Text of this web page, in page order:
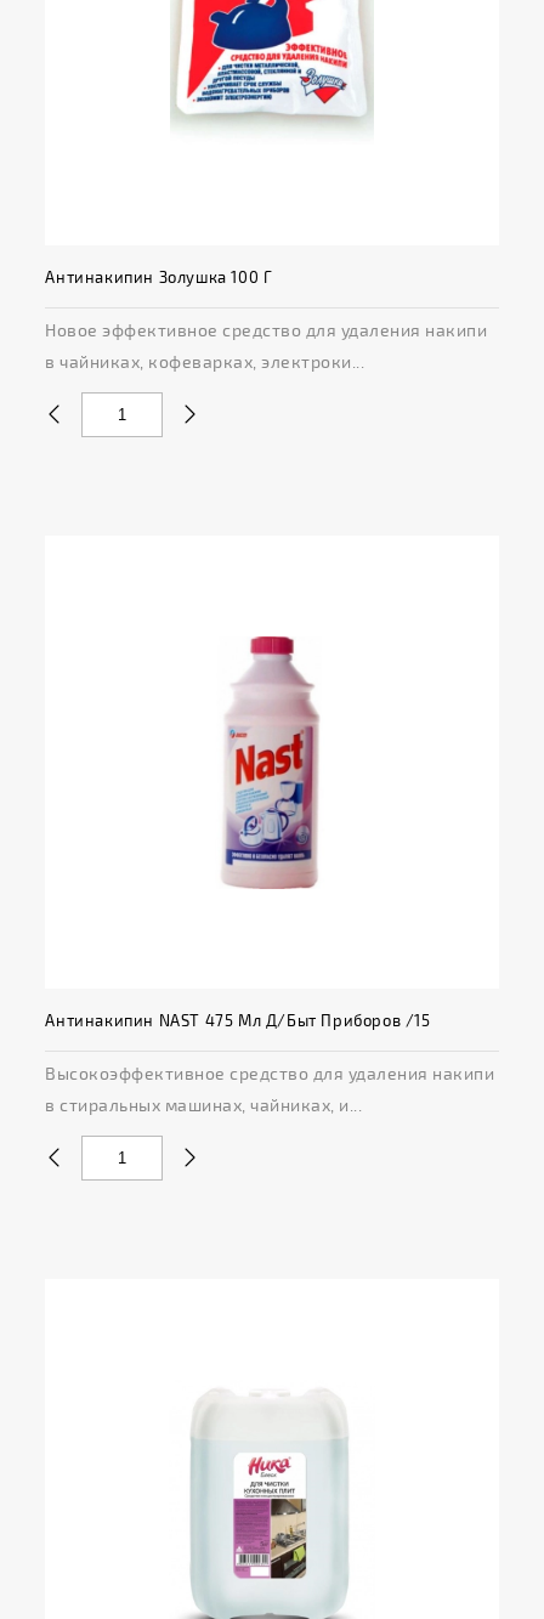
Антинакипин Золушка 100 Г
Новое эффективное средство для удаления накипи
в чайниках, кофеварках, электроки...
Антинакипин NAST 475 Мл Д/быт Приборов /15
Высокоэффективное средство для удаления накипи
в стиральных машинах, чайниках, и...